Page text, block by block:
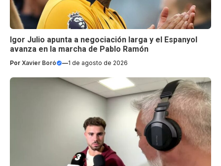
Igor Julio apunta a negociación larga y el Espanyol
avanza en la marcha de Pablo Ramón
Por Xavier Boró —1 de agosto de 2026